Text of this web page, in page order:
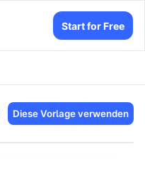
Start for Free
Diese Vorlage verwenden